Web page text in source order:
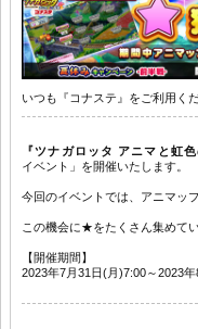
いつも『コナステ』をご利用く
『ツナガロッタ アニマと虹
イベント」を開催いたします。
今回のイベントでは、アニマッ
この機会に★をたくさん集めて
【開催期間】
2023年7月31日(月)7:00～2023